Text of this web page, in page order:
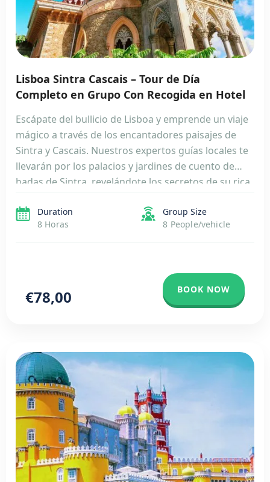
Lisboa Sintra Cascais – Tour de Día
Completo en Grupo Con Recogida en Hotel
Escápate del bullicio de Lisboa y emprende un viaje
mágico a través de los encantadores paisajes de
Sintra y Cascais. Nuestros expertos guías locales te
llevarán por los palacios y jardines de cuento de
hadas de Sintra, revelándote los secretos de su rica
impresionante Palacio de Pena, […]
Duration
8 Horas
Group Size
8 People/vehicle
€78,00 BOOK NOW